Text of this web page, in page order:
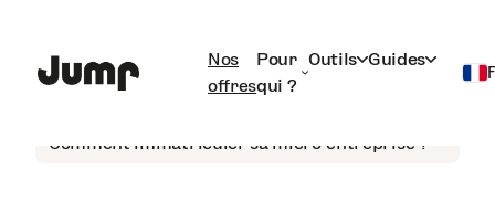
Nos
offres
Pour
qui ?
Outils Guides
Comment immatriculer sa micro-entreprise ?